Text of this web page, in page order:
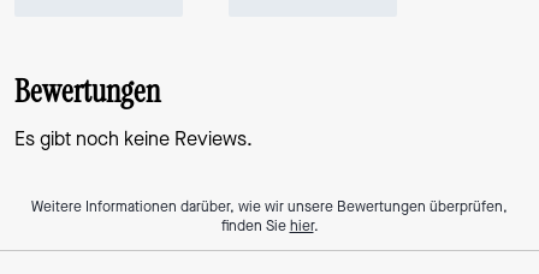
Bewertungen
Es gibt noch keine Reviews.
Weitere Informationen darüber, wie wir unsere Bewertungen überprüfen,
finden Siehier.